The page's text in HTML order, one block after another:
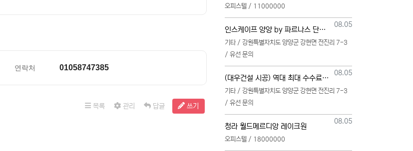
연락처 01058747385
목록 관리 답글 쓰기
오피스텔 / 11000000
등록일
08.05
인스케이프 양양 by 파르나스 단일 본부 모집
기타 / 강원특별자치도 양양군 강현면 전진리 7-3
/ 유선 문의
등록일
08.05
(대우건설 시공) 역대 최대 수수료 지급, 단독 단일 영업본부 선착순 모집 (팀,팀원 개별문의 가능)
기타 / 강원특별자치도 양양군 강현면 전진리 7-3
/ 유선 문의
등록일
08.05
청라 월드메르디앙 레이크원
오피스텔 / 18000000